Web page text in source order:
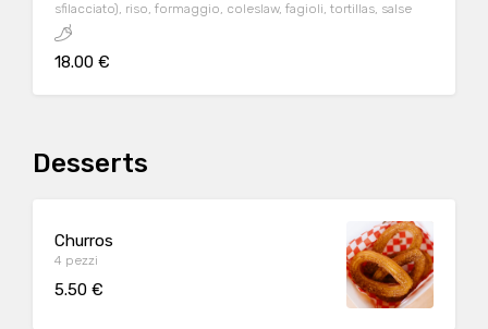
sfilacciato), riso, formaggio, coleslaw, fagioli, tortillas, salse
18.00 €
Desserts
Churros
4 pezzi
5.50 €